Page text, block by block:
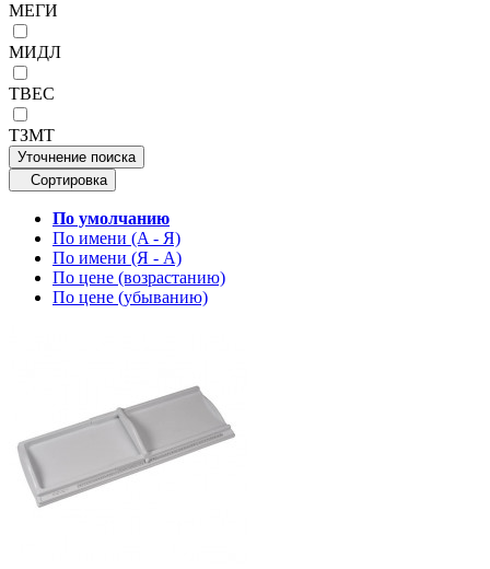
МЕГИ
МИДЛ
ТВЕС
ТЗМТ
Уточнение поиска
Сортировка
По умолчанию
По имени (A - Я)
По имени (Я - A)
По цене (возрастанию)
По цене (убыванию)